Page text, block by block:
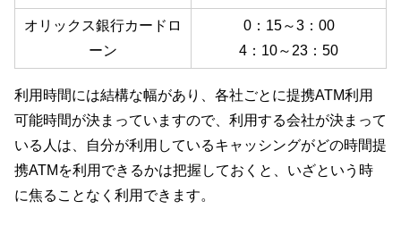
オリックス銀行カードロ
ーン
0：15～3：00
4：10～23：50
利用時間には結構な幅があり、各社ごとに提携ATM利用
可能時間が決まっていますので、利用する会社が決まって
いる人は、自分が利用しているキャッシングがどの時間提
携ATMを利用できるかは把握しておくと、いざという時
に焦ることなく利用できます。